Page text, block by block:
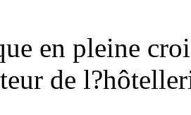
en pleine
de